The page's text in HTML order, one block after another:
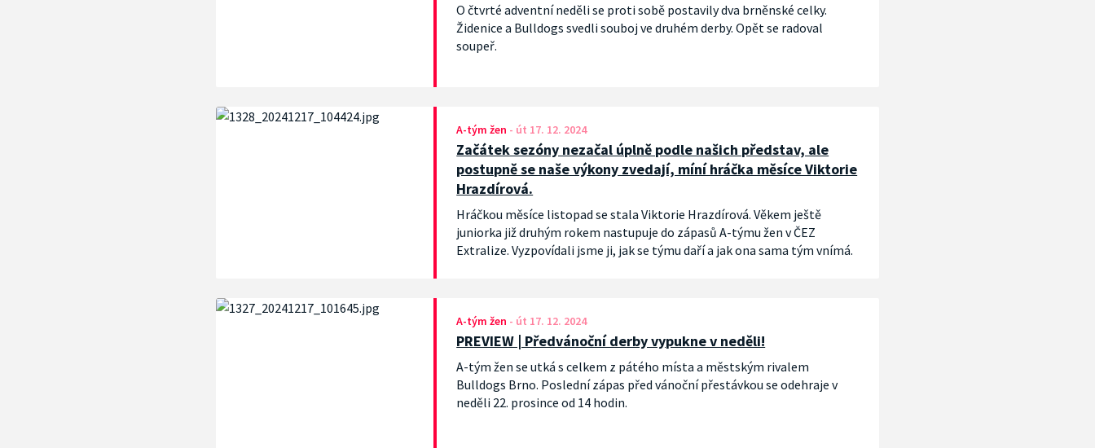
O čtvrté adventní neděli se proti sobě postavily dva brněnské celky.
Židenice a Bulldogs svedli souboj ve druhém derby. Opět se radoval
soupeř.
A-tým žen - út 17. 12. 2024
Začátek sezóny nezačal úplně podle našich představ, ale
postupně se naše výkony zvedají, míní hráčka měsíce Viktorie
Hrazdírová.
Hráčkou měsíce listopad se stala Viktorie Hrazdírová. Věkem ještě
juniorka již druhým rokem nastupuje do zápasů A-týmu žen v ČEZ
Extralize. Vyzpovídali jsme ji, jak se týmu daří a jak ona sama tým vnímá.
A-tým žen - út 17. 12. 2024
PREVIEW | Předvánoční derby vypukne v neděli!
A-tým žen se utká s celkem z pátého místa a městským rivalem
Bulldogs Brno. Poslední zápas před vánoční přestávkou se odehraje v
neděli 22. prosince od 14 hodin.